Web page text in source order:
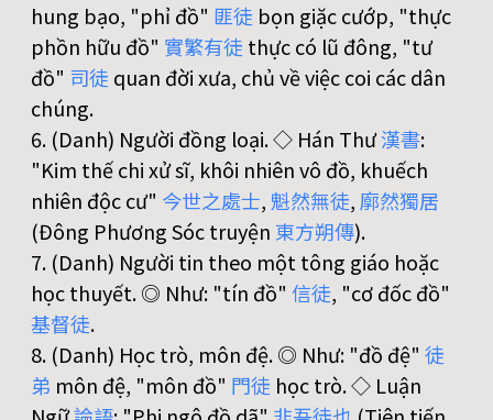
hung bạo, "phỉ đồ" 匪徒 bọn giặc cướp, "thực
phồn hữu đồ" 實繁有徒 thực có lũ đông, "tư
đồ" 司徒 quan đời xưa, chủ về việc coi các dân
chúng.
6. (Danh) Người đồng loại. ◇ Hán Thư漢書:
"Kim thế chi xử sĩ, khôi nhiên vô đồ, khuếch
nhiên độc cư" 今世之處士, 魁然無徒, 廓然獨居
(Đông Phương Sóc truyện 東方朔傳).
7. (Danh) Người tin theo một tông giáo hoặc
học thuyết. ◎ Như: "tín đồ" 信徒, "cơ đốc đồ"
基督徒.
8. (Danh) Học trò, môn đệ. ◎ Như: "đồ đệ" 徒
弟 môn đệ, "môn đồ" 門徒 học trò. ◇ Luận